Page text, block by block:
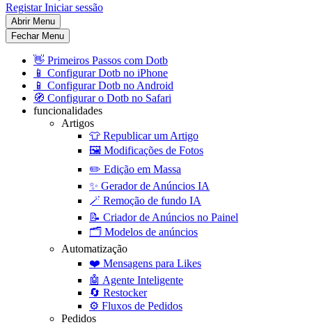
RegistarIniciar sessão
Abrir Menu
Fechar Menu
👋 Primeiros Passos com Dotb
📱 Configurar Dotb no iPhone
📱 Configurar Dotb no Android
🧭 Configurar o Dotb no Safari
funcionalidades
Artigos
👕 Republicar um Artigo
🖼️ Modificações de Fotos
✏️ Edição em Massa
✨ Gerador de Anúncios IA
🪄 Remoção de fundo IA
📝 Criador de Anúncios no Painel
🗂️ Modelos de anúncios
Automatização
❤️ Mensagens para Likes
🤖 Agente Inteligente
🔄 Restocker
⚙️ Fluxos de Pedidos
Pedidos